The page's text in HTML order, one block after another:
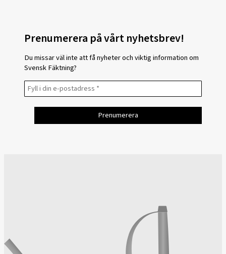
Prenumerera på vårt nyhetsbrev!
Du missar väl inte att få nyheter och viktig information om
Svensk Fäktning?